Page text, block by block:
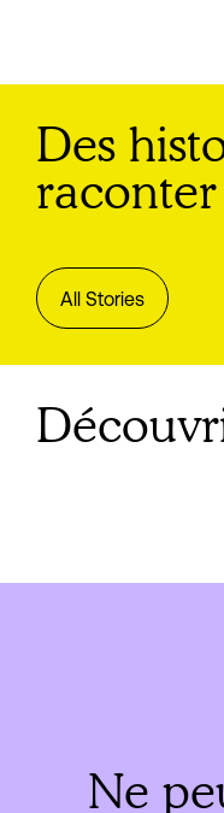
Où puis-je
Arrow Family ?
Des
raconter
All Stories
Ne